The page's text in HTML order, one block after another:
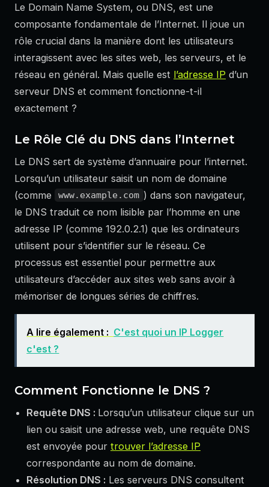
Le Domain Name System, ou DNS, est une
composante fondamentale de l’Internet. Il joue un
rôle crucial dans la manière dont les utilisateurs
interagissent avec les sites web, les serveurs, et le
réseau en général. Mais quelle est l’adresse IP d’un
serveur DNS et comment fonctionne-t-il
exactement ?
Le Rôle Clé du DNS dans l’Internet
Le DNS sert de système d’annuaire pour l’internet.
Lorsqu’un utilisateur saisit un nom de domaine
(comme
www.example.com ) dans son navigateur,
le DNS traduit ce nom lisible par l’homme en une
adresse IP (comme 192.0.2.1) que les ordinateurs
utilisent pour s’identifier sur le réseau. Ce
processus est essentiel pour permettre aux
utilisateurs d’accéder aux sites web sans avoir à
mémoriser de longues séries de chiffres.
A lire également : C'est quoi un IP Logger
c'est ?
Comment Fonctionne le DNS ?
Requête DNS : Lorsqu’un utilisateur clique sur un
lien ou saisit une adresse web, une requête DNS
est envoyée pour trouver l’adresse IP
correspondante au nom de domaine.
Résolution DNS : Les serveurs DNS consultent